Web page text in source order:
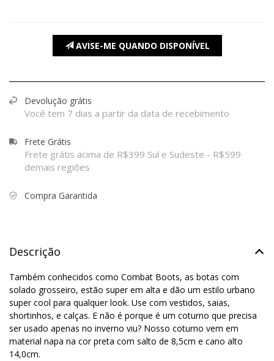
AVISE-ME QUANDO DISPONÍVEL
Devolução grátis
Você tem 7 dias a partir da data de recebimento
Frete Grátis
Frete grátis acima de R$399 Sul e Sudeste - R$599
demais regiões
Compra Garantida
Descrição
Também conhecidos como Combat Boots, as botas com
solado grosseiro, estão super em alta e dão um estilo urbano
super cool para qualquer look. Use com vestidos, saias,
shortinhos, e calças. E não é porque é um coturno que precisa
ser usado apenas no inverno viu? Nosso coturno vem em
material napa na cor preta com salto de 8,5cm e cano alto
14,0cm.